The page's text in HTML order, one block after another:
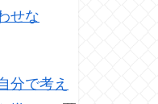
せな
分で考え